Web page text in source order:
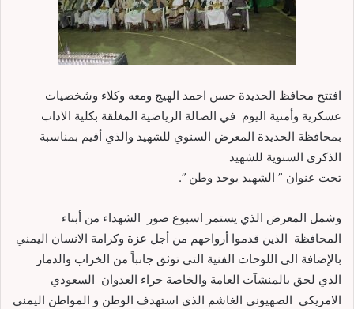
افتتح محافظ الحديدة حسن احمد الهيج ومعه وكلاء وشخصيات
عسكرية وأمنية اليوم في الصالة الرياضية المغلقة بكلية الاداب
بمحافظة الحديدة المعرض السنوي للشهيد والذي أقيم بمناسبة
الذكرى السنوية للشهيد
تحت عنوان ” الشهيد يوحد وطن ”.
وشمل المعرض الذي يستمر اسبوع صور الشهداء من أبناء
المحافظة الذين قدموا أرواحهم من أجل عزة وكرامة الانسان اليمني
بالإضافة الى اللوحات الفنية التي توثق جانباً من الخراب والدمار
الذي لحق بالمنشآت العامة والخاصة جراء العدوان السعودي
الامريكي الصهيوني الغاشم الذي استهدف الوطن و المواطن اليمني